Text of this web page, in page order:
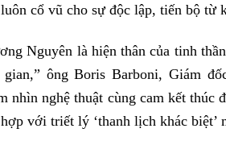
cổ vũ cho sự độc lập, tiến bộ từ
Nguyên là hiện thân của tinh
ông Boris Barboni, Giám
nhìn nghệ thuật cùng cam kết thúc
với triết lý ‘thanh lịch khác biệt’